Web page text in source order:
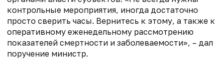
контрольные мероприятия, иногда достаточно
просто сверить часы. Вернитесь к этому, а также к
оперативному еженедельному рассмотрению
показателей смертности и заболеваемости», – дал
поручение министр.